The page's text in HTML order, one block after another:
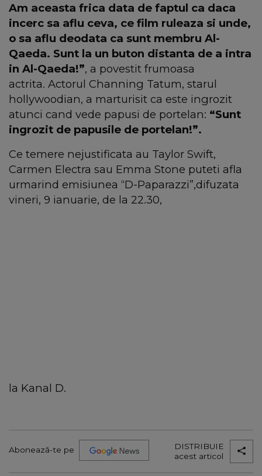
Am aceasta frica data de faptul ca daca
incerc sa aflu ceva, ce film ruleaza si unde,
o sa aflu deodata ca sunt membru Al-
Qaeda. Sunt la un buton distanta de a intra
in Al-Qaeda!”, a povestit frumoasa
actrita. Actorul Channing Tatum, starul
hollywoodian, a marturisit ca este ingrozit
atunci cand vede papusi de portelan: “Sunt
ingrozit de papusile de portelan!”.
Ce temere nejustificata au Taylor Swift,
Carmen Electra sau Emma Stone puteti afla
urmarind emisiunea “D-Paparazzi”,difuzata
vineri, 9 ianuarie, de la 22.30,
la Kanal D.
Abonează-te pe
DISTRIBUIE
acest articol